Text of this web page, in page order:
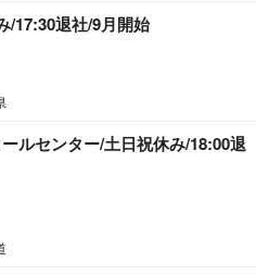
/17:30退社/9月開始
ルセンター/土日祝休み/18:00退